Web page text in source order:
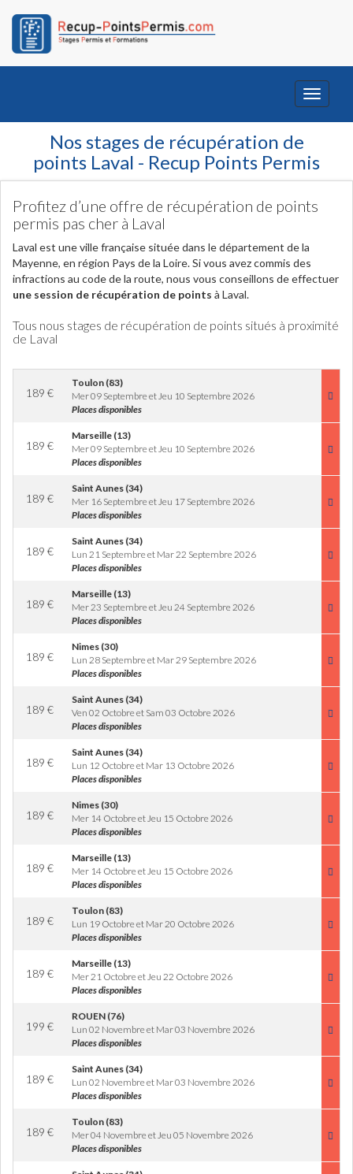
Toggle
Nos stages de récupération de
points Laval - Recup Points Permis
Profitez d’une offre de récupération de points
permis pas cher à Laval
Laval est une ville française située dans le département de la
Mayenne, en région Pays de la Loire. Si vous avez commis des
infractions au code de la route, nous vous conseillons de effectuer
une session de récupération de points à Laval.
Tous nous stages de récupération de points situés à proximité
de Laval
189 €
Toulon (83)
Mer 09 Septembre et Jeu 10 Septembre 2026
Places disponibles
189 €
Marseille (13)
Mer 09 Septembre et Jeu 10 Septembre 2026
Places disponibles
189 €
Saint Aunes (34)
Mer 16 Septembre et Jeu 17 Septembre 2026
Places disponibles
189 €
Saint Aunes (34)
Lun 21 Septembre et Mar 22 Septembre 2026
Places disponibles
189 €
Marseille (13)
Mer 23 Septembre et Jeu 24 Septembre 2026
Places disponibles
189 €
Nimes (30)
Lun 28 Septembre et Mar 29 Septembre 2026
Places disponibles
189 €
Saint Aunes (34)
Ven 02 Octobre et Sam 03 Octobre 2026
Places disponibles
189 €
Saint Aunes (34)
Lun 12 Octobre et Mar 13 Octobre 2026
Places disponibles
189 €
Nimes (30)
Mer 14 Octobre et Jeu 15 Octobre 2026
Places disponibles
189 €
Marseille (13)
Mer 14 Octobre et Jeu 15 Octobre 2026
Places disponibles
189 €
Toulon (83)
Lun 19 Octobre et Mar 20 Octobre 2026
Places disponibles
189 €
Marseille (13)
Mer 21 Octobre et Jeu 22 Octobre 2026
Places disponibles
199 €
ROUEN (76)
Lun 02 Novembre et Mar 03 Novembre 2026
Places disponibles
189 €
Saint Aunes (34)
Lun 02 Novembre et Mar 03 Novembre 2026
Places disponibles
189 €
Toulon (83)
Mer 04 Novembre et Jeu 05 Novembre 2026
Places disponibles